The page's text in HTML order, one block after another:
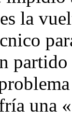
la
una